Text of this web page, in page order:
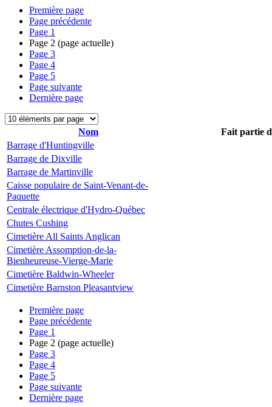
Première page
Page précédente
Page 1
Page 2 (page actuelle)
Page 3
Page 4
Page 5
Page suivante
Dernière page
Nom
Fait partie
Barrage d'Huntingville
Barrage de Dixville
Barrage de Martinville
Caisse populaire de Saint-Venant-de-
Paquette
Centrale électrique d'Hydro-Québec
Chutes Cushing
Cimetière All Saints Anglican
Cimetière Assomption-de-la-
Bienheureuse-Vierge-Marie
Cimetière Baldwin-Wheeler
Cimetière Barnston Pleasantview
Première page
Page précédente
Page 1
Page 2 (page actuelle)
Page 3
Page 4
Page 5
Page suivante
Dernière page